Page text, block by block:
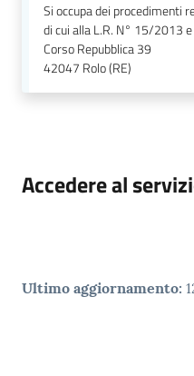
Si occupa dei procedimenti
di cui alla L.R. N° 15/2013
Corso Repubblica 39
42047 Rolo (RE)
Accedere al
Ultimo aggiornamento: